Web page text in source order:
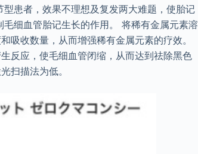
患者，效果不理想及复发两大难题，使胎记
细血管胎记生长的作用。 将稀有金属元素溶
吸收数量，从而增强稀有金属元素的疗效。
反应，使毛细血管闭缩，从而达到祛除黑色
扫描法为低。